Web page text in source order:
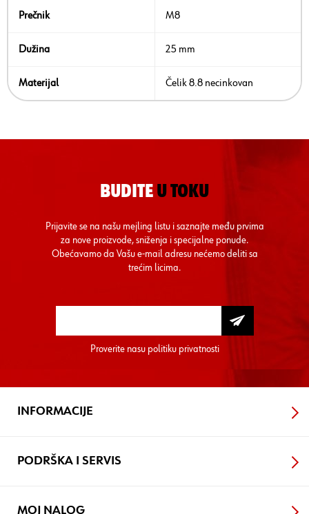
Prečnik M8
Dužina 25 mm
Materijal Čelik 8.8 necinkovan
BUDITE U TOKU
Prijavite se na našu mejling listu i saznajte među prvima
za nove proizvode, sniženja i specijalne ponude.
Obećavamo da Vašu e-mail adresu nećemo deliti sa
trećim licima.
Proverite nasu politiku privatnosti
INFORMACIJE
PODRŠKA I SERVIS
MOJ NALOG